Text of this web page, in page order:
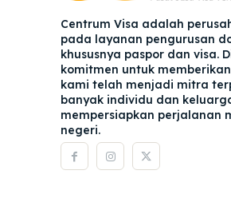
Centrum Visa adalah
pada layanan pengurusan
khususnya paspor dan visa.
komitmen untuk
kami telah menjadi mitra
banyak individu dan
mempersiapkan perjalanan
negeri.